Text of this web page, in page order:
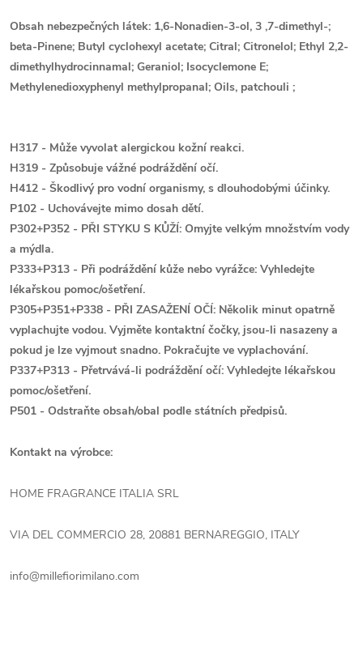
Obsah nebezpečných látek: 1,6-Nonadien-3-ol, 3 ,7-dimethyl-;
beta-Pinene; Butyl cyclohexyl acetate; Citral; Citronelol; Ethyl 2,2-
dimethylhydrocinnamal; Geraniol; Isocyclemone E;
Methylenedioxyphenyl methylpropanal; Oils, patchouli ;
H317 - Může vyvolat alergickou kožní reakci.
H319 - Způsobuje vážné podráždění očí.
H412 - Škodlivý pro vodní organismy, s dlouhodobými účinky.
P102 - Uchovávejte mimo dosah dětí.
P302+P352 - PŘI STYKU S KŮŽÍ: Omyjte velkým množstvím vody
a mýdla.
P333+P313 - Při podráždění kůže nebo vyrážce: Vyhledejte
lékařskou pomoc/ošetření.
P305+P351+P338 - PŘI ZASAŽENÍ OČÍ: Několik minut opatrně
vyplachujte vodou. Vyjměte kontaktní čočky, jsou-li nasazeny a
pokud je lze vyjmout snadno. Pokračujte ve vyplachování.
P337+P313 - Přetrvává-li podráždění očí: Vyhledejte lékařskou
pomoc/ošetření.
P501 - Odstraňte obsah/obal podle státních předpisů.
Kontakt na výrobce:
HOME FRAGRANCE ITALIA SRL
VIA DEL COMMERCIO 28, 20881 BERNAREGGIO, ITALY
info@millefiorimilano.com